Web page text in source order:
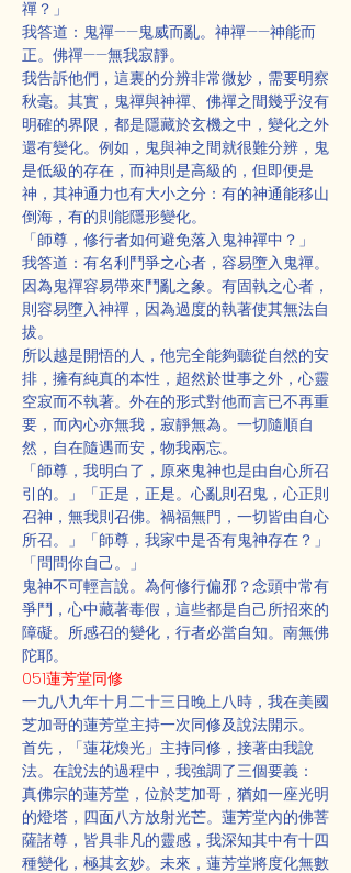
禪？」
我答道：鬼禪——鬼威而亂。神禪——神能而
正。佛禪——無我寂靜。
我告訴他們，這裏的分辨非常微妙，需要明察
秋毫。其實，鬼禪與神禪、佛禪之間幾乎沒有
明確的界限，都是隱藏於玄機之中，變化之外
還有變化。例如，鬼與神之間就很難分辨，鬼
是低級的存在，而神則是高級的，但即便是
神，其神通力也有大小之分：有的神通能移山
倒海，有的則能隱形變化。
「師尊，修行者如何避免落入鬼神禪中？」
我答道：有名利鬥爭之心者，容易墮入鬼禪。
因為鬼禪容易帶來鬥亂之象。有固執之心者，
則容易墮入神禪，因為過度的執著使其無法自
拔。
所以越是開悟的人，他完全能夠聽從自然的安
排，擁有純真的本性，超然於世事之外，心靈
空寂而不執著。外在的形式對他而言已不再重
要，而內心亦無我，寂靜無為。一切隨順自
然，自在隨遇而安，物我兩忘。
「師尊，我明白了，原來鬼神也是由自心所召
引的。」「正是，正是。心亂則召鬼，心正則
召神，無我則召佛。禍福無門，一切皆由自心
所召。」「師尊，我家中是否有鬼神存在？」
「問問你自己。」
鬼神不可輕言說。為何修行偏邪？念頭中常有
爭鬥，心中藏著毒假，這些都是自己所招來的
障礙。所感召的變化，行者必當自知。南無佛
陀耶。
051蓮芳堂同修
一九八九年十月二十三日晚上八時，我在美國
芝加哥的蓮芳堂主持一次同修及說法開示。
首先，「蓮花煥光」主持同修，接著由我說
法。在說法的過程中，我強調了三個要義：
真佛宗的蓮芳堂，位於芝加哥，猶如一座光明
的燈塔，四面八方放射光芒。蓮芳堂內的佛菩
薩諸尊，皆具非凡的靈感，我深知其中有十四
種變化，極其玄妙。未來，蓮芳堂將度化無數